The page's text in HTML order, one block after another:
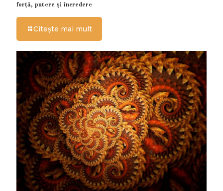
forță, putere și încredere
Citește mai mult